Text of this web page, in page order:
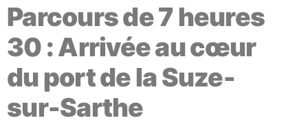
Parcours de 7 heures
30 : Arrivée au cœur
du port de la Suze-
sur-Sarthe